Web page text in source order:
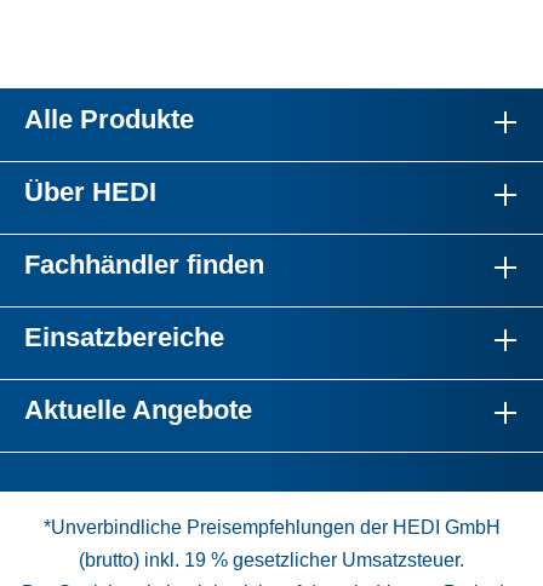
Alle Produkte
Über HEDI
Fachhändler finden
Einsatzbereiche
Aktuelle Angebote
*Unverbindliche Preisempfehlungen der HEDI GmbH
(brutto) inkl. 19 % gesetzlicher Umsatzsteuer.